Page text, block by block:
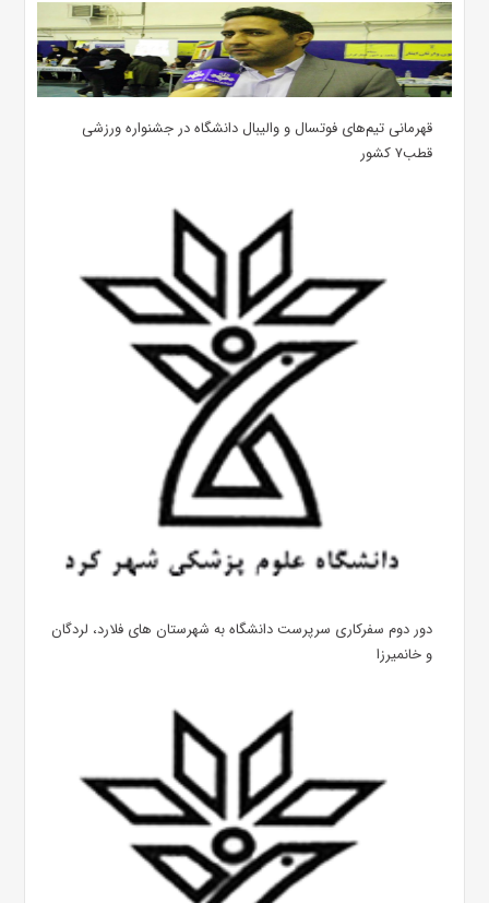
قهرمانی تیم‌های فوتسال و والیبال دانشگاه در جشنواره ورزشی
قطب۷ کشور
دور دوم سفرکاری سرپرست دانشگاه به شهرستان های فلارد، لردگان
و خانمیرزا